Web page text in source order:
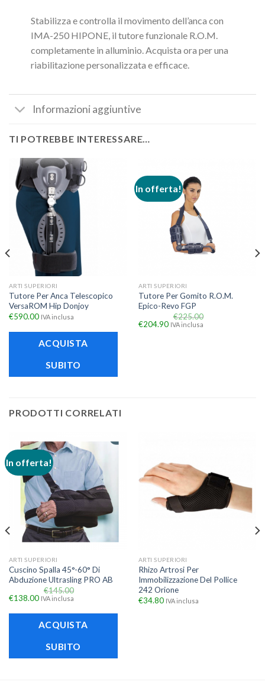
Stabilizza e controlla il movimento dell’anca con
IMA-250 HIPONE, il tutore funzionale R.O.M.
completamente in alluminio. Acquista ora per una
riabilitazione personalizzata e efficace.
Informazioni aggiuntive
TI POTREBBE INTERESSARE…
ARTI SUPERIORI
Tutore Per Anca Telescopico
VersaROM Hip Donjoy
€590.00 IVA inclusa
ACQUISTA
SUBITO
In offerta!
ARTI SUPERIORI
Tutore Per Gomito R.O.M.
Epico-Revo FGP
€225.00
€204.90 IVA inclusa
PRODOTTI CORRELATI
In offerta!
ARTI SUPERIORI
Cuscino Spalla 45°-60° Di
Abduzione Ultrasling PRO AB
€145.00
€138.00 IVA inclusa
ACQUISTA
SUBITO
ARTI SUPERIORI
Rhizo Artrosi Per
Immobilizzazione Del Pollice
242 Orione
€34.80 IVA inclusa